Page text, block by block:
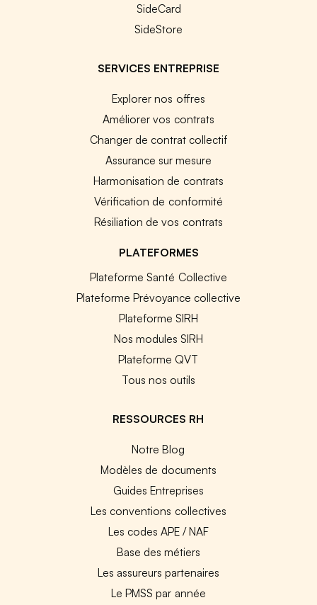
SideCard
SideStore
SERVICES ENTREPRISE
Explorer nos offres
Améliorer vos contrats
Changer de contrat collectif
Assurance sur mesure
Harmonisation de contrats
Vérification de conformité
Résiliation de vos contrats
PLATEFORMES
Plateforme Santé Collective
Plateforme Prévoyance collective
Plateforme SIRH
Nos modules SIRH
Plateforme QVT
Tous nos outils
RESSOURCES RH
Notre Blog
Modèles de documents
Guides Entreprises
Les conventions collectives
Les codes APE / NAF
Base des métiers
Les assureurs partenaires
Le PMSS par année